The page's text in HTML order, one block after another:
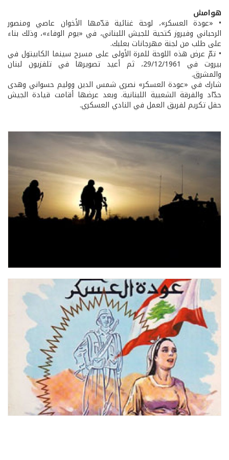
هوامش
• «عودة العسكر»، لوحة غنائية قدّمها الأخوان عاصي ومنصور
الرحباني وفيروز كتحية للجيش اللبناني، في «يوم الوفاء»، وذلك بناء
على طلب من لجنة مهرجانات بعلبك.
• تمّ عرض هذه اللوحة للمرة الأولى على مسرح سينما الكابيتول في
بيروت في 29/12/1961، ثم أعيد تصويرها في تلفزيون لبنان
والمشرق.
شارك في «عودة العسكر» نصري شمس الدين ووليم حسواني وهدى
حدّاد والفرقة الشعبية اللبنانية. وبعد عرضها أقامت قيادة الجيش
حفل تكريم لفريق العمل في النادي العسكري.